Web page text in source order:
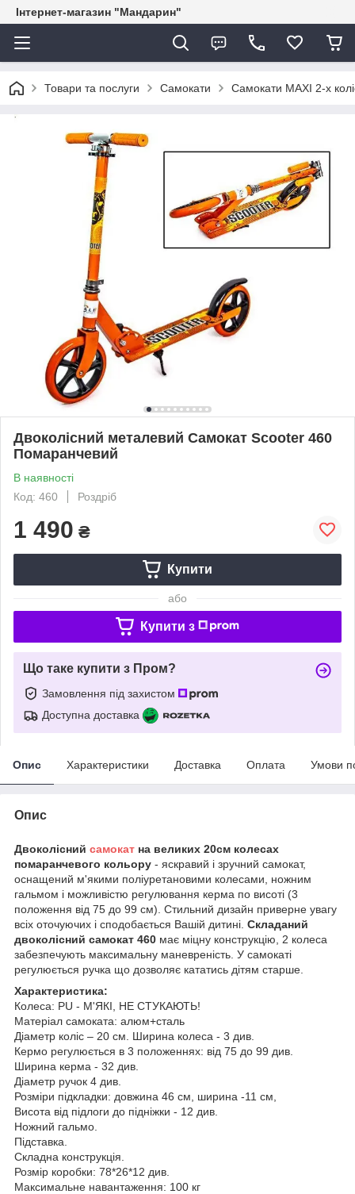
Інтернет-магазин "Мандарин"
Товари та послуги Самокати Самокати MAXI 2-х
Двоколісний металевий Самокат Scooter 460
Помаранчевий
В наявності
Код: 460
Роздріб
1 490 ₴
Купити
або
Купити з
Що таке купити з Пром?
Замовлення під захистом
Доступна доставка
Опис Характеристики Доставка Оплата Умови
Опис
Двоколісний самокат на великих 20см колесах
помаранчевого кольору - яскравий і зручний самокат,
оснащений м'якими поліуретановими колесами, ножним
гальмом і можливістю регулювання керма по висоті (3
положення від 75 до 99 см). Стильний дизайн приверне увагу
всіх оточуючих і сподобається Вашій дитині. Складаний
двоколісний самокат 460 має міцну конструкцію, 2 колеса
забезпечують максимальну маневреність. У самокаті
регулюється ручка що дозволяє кататись дітям старше.
Характеристика:
Колеса: PU - М'ЯКІ, НЕ СТУКАЮТЬ!
Матеріал самоката: алюм+сталь
Діаметр коліс – 20 см. Ширина колеса - 3 див.
Кермо регулюється в 3 положеннях: від 75 до 99 див.
Ширина керма - 32 див.
Діаметр ручок 4 див.
Розміри підкладки: довжина 46 см, ширина -11 см,
Висота від підлоги до підніжки - 12 див.
Ножний гальмо.
Підставка.
Складна конструкція.
Розмір коробки: 78*26*12 див.
Максимальне навантаження: 100 кг